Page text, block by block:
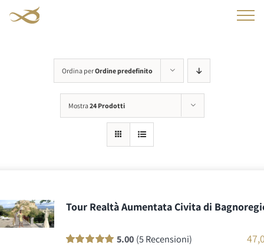
Ordina perOrdine predefinito
Mostra24 Prodotti
Tour Realtà Aumentata Civita di
5.00 (5 Recensioni)